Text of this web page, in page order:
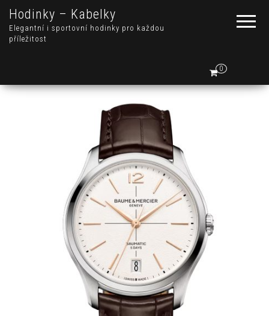
Hodinky – Kabelky
Elegantní i sportovní hodinky pro každou
příležitost
0